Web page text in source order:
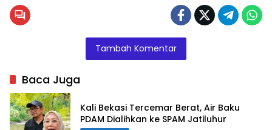
yang di
keluarkan
Tambah Komentar
Baca Juga
Kali Bekasi Tercemar Berat, Air Baku
PDAM Dialihkan ke SPAM Jatiluhur